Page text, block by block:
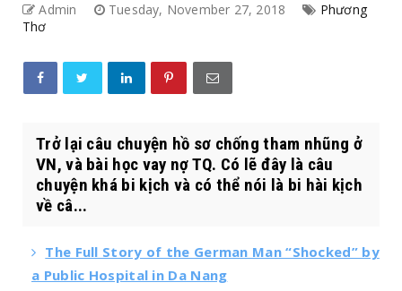
Admin Tuesday, November 27, 2018
Phương
Thơ
Trở lại câu chuyện hồ sơ chống tham nhũng ở
VN, và bài học vay nợ TQ. Có lẽ đây là câu
chuyện khá bi kịch và có thể nói là bi hài kịch
về câ...
The Full Story of the German Man “Shocked” by
a Public Hospital in Da Nang